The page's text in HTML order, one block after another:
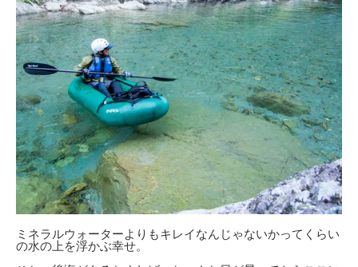
ミネラルウォーターよりもキレイなんじゃないかってくらい
の水の上を浮かぶ幸せ。